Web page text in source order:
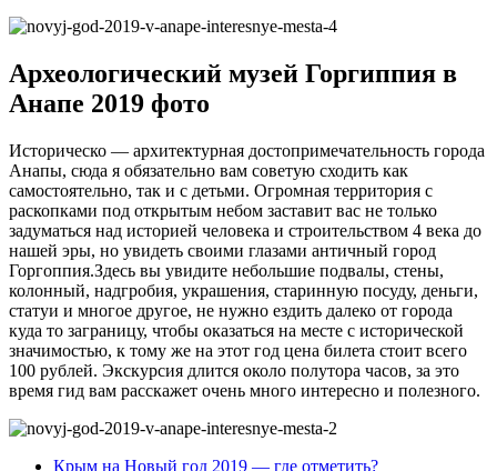
Археологический музей Горгиппия в
Анапе 2019 фото
Историческо — архитектурная достопримечательность города
Анапы, сюда я обязательно вам советую сходить как
самостоятельно, так и с детьми. Огромная территория с
раскопками под открытым небом заставит вас не только
задуматься над историей человека и строительством 4 века до
нашей эры, но увидеть своими глазами античный город
Горгоппия.Здесь вы увидите небольшие подвалы, стены,
колонный, надгробия, украшения, старинную посуду, деньги,
статуи и многое другое, не нужно ездить далеко от города
куда то заграницу, чтобы оказаться на месте с исторической
значимостью, к тому же на этот год цена билета стоит всего
100 рублей. Экскурсия длится около полутора часов, за это
время гид вам расскажет очень много интересно и полезного.
Крым на Новый год 2019 — где отметить?